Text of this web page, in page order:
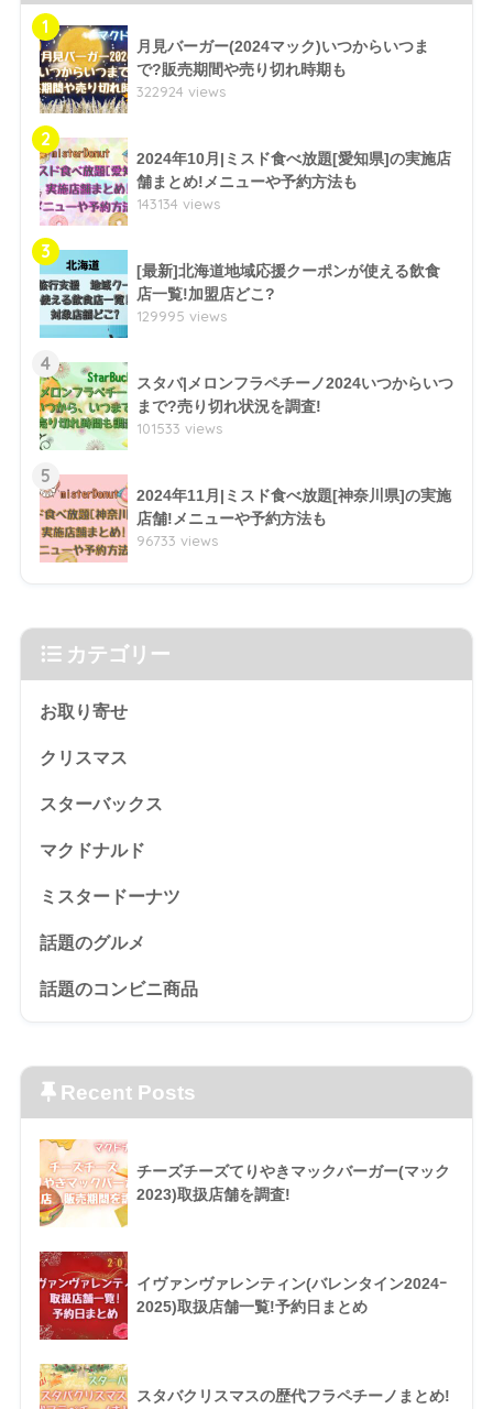
1
月見バーガー(2024マック)いつからいつま
で?販売期間や売り切れ時期も
322924 views
2
2024年10月|ミスド食べ放題[愛知県]の実施店
舗まとめ!メニューや予約方法も
143134 views
3
[最新]北海道地域応援クーポンが使える飲食
店一覧!加盟店どこ?
129995 views
4
スタバ|メロンフラペチーノ2024いつからいつ
まで?売り切れ状況を調査!
101533 views
5
2024年11月|ミスド食べ放題[神奈川県]の実施
店舗!メニューや予約方法も
96733 views
カテゴリー
お取り寄せ
クリスマス
スターバックス
マクドナルド
ミスタードーナツ
話題のグルメ
話題のコンビニ商品
Recent Posts
チーズチーズてりやきマックバーガー(マック
2023)取扱店舗を調査!
イヴァンヴァレンティン(バレンタイン2024ｰ
2025)取扱店舗一覧!予約日まとめ
スタバクリスマスの歴代フラペチーノまとめ!